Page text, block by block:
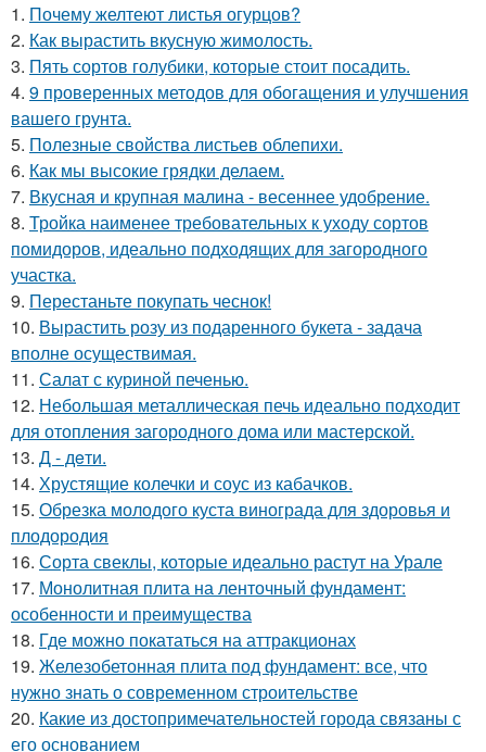
1. Почему желтеют листья огурцов?
2. Как вырастить вкусную жимолость.
3. Пять сортов голубики, которые стоит посадить.
4. 9 проверенных методов для обогащения и улучшения
вашего грунта.
5. Полезные свойства листьев облепихи.
6. Как мы высокие грядки делаем.
7. Вкусная и крупная малина - весеннее удобрение.
8. Тройка наименее требовательных к уходу сортов
помидоров, идеально подходящих для загородного
участка.
9. Перестаньте покупать чеснок!
10. Вырастить розу из подаренного букета - задача
вполне осуществимая.
11. Салат с куриной печенью.
12. Небольшая металлическая печь идеально подходит
для отопления загородного дома или мастерской.
13. Д - дeти.
14. Хрустящие колечки и соус из кабачков.
15. Обрезка молодого куста винограда для здоровья и
плодородия
16. Сорта свеклы, которые идеально растут на Урале
17. Монолитная плита на ленточный фундамент:
особенности и преимущества
18. Где можно покататься на аттракционах
19. Железобетонная плита под фундамент: все, что
нужно знать о современном строительстве
20. Какие из достопримечательностей города связаны с
его основанием